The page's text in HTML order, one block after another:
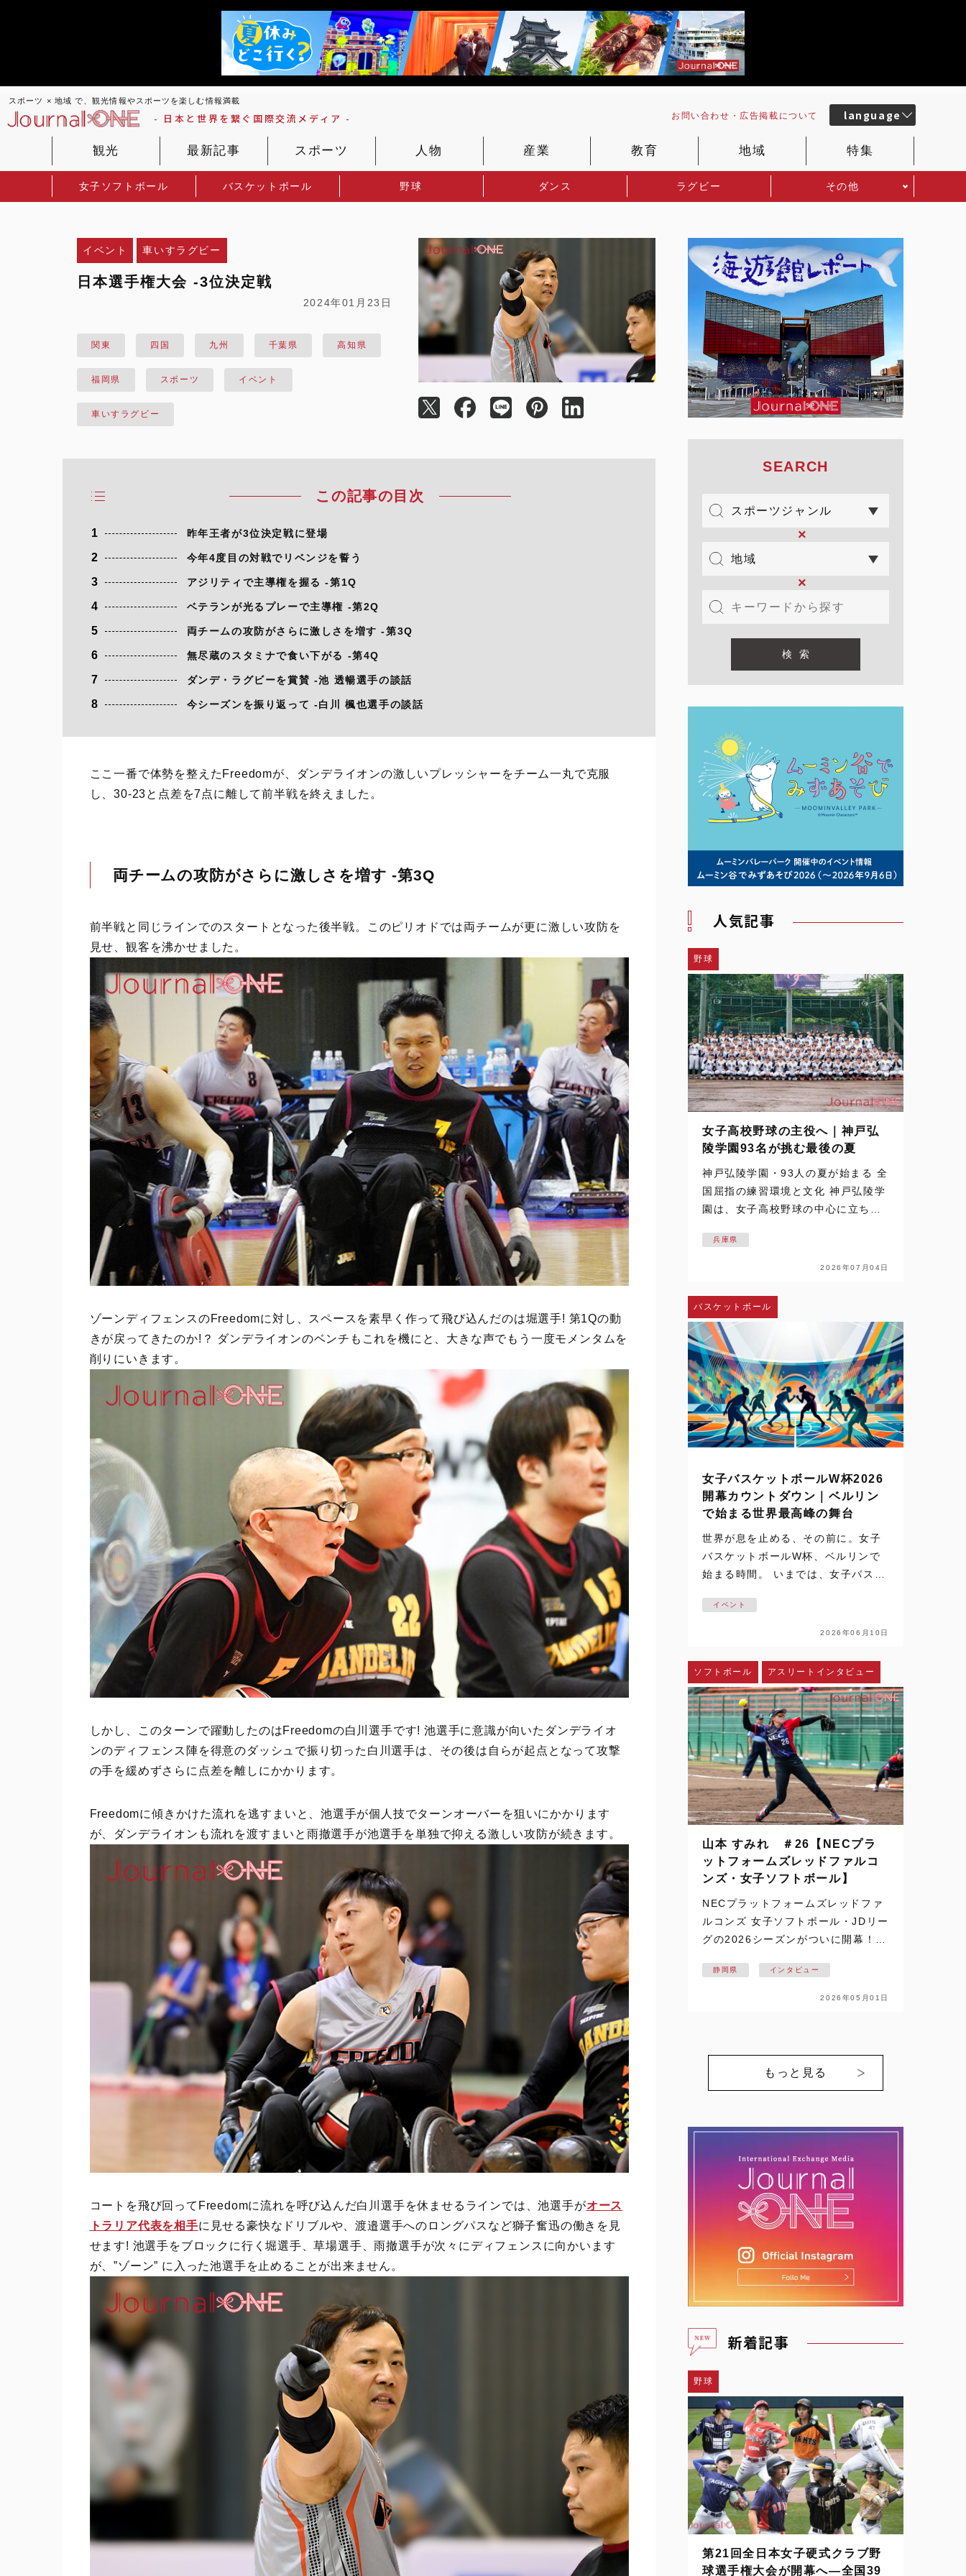
スポーツ × 地域 で、観光情報やスポーツを楽しむ情報満載
- 日本と世界を繋ぐ国際交流メディア - お問い合わせ・ 広告掲載 について language
観光 最新記事 スポーツ 人物 産業 教育 地域 特集
女子ソフトボール バスケットボール 野球 ダンス ラグビー その他
イベント 車いすラグビー
日本選手権大会 -3位決定戦
2024年01月23日
関東 四国 九州 千葉県 高知県
福岡県 スポーツ イベント
車いすラグビー
この記事の目次
1 昨年王者が3位決定戦に登場
2 今年4度目の対戦でリベンジを誓う
3 アジリティで主導権を握る -第1Q
4 ベテランが光るプレーで主導権 -第2Q
5 両チームの攻防がさらに激しさを増す -第3Q
6 無尽蔵のスタミナで食い下がる -第4Q
7 ダンデ・ラグビーを賞賛 -池 透暢選手の談話
8 今シーズンを振り返って -白川 楓也選手の談話
ここ一番で体勢を整えたFreedomが、ダンデライオンの激しいプレッシャーをチーム一丸で克服
し、30-23と点差を7点に離して前半戦を終えました。
両チームの攻防がさらに激しさを増す -第3Q
前半戦と同じラインでのスタートとなった後半戦。このピリオドでは両チームが更に激しい攻防を
見せ、観客を沸かせました。
ゾーンディフェンスのFreedomに対し、スペースを素早く作って飛び込んだのは堀選手! 第1Qの動
きが戻ってきたのか!？ ダンデライオンのベンチもこれを機にと、大きな声でもう一度モメンタムを
削りにいきます。
しかし、このターンで躍動したのはFreedomの白川選手です! 池選手に意識が向いたダンデライオ
ンのディフェンス陣を得意のダッシュで振り切った白川選手は、その後は自らが起点となって攻撃
の手を緩めずさらに点差を離しにかかります。
Freedomに傾きかけた流れを逃すまいと、池選手が個人技でターンオーバーを狙いにかかります
が、ダンデライオンも流れを渡すまいと雨撤選手が池選手を単独で抑える激しい攻防が続きます。
コートを飛び回ってFreedomに流れを呼び込んだ白川選手を休ませるラインでは、池選手がオース
トラリア代表を相手に見せる豪快なドリブルや、渡邉選手へのロングパスなど獅子奮迅の働きを見
せます! 池選手をブロックに行く堀選手、草場選手、雨撤選手が次々にディフェンスに向かいます
が、”ゾーン” に入った池選手を止めることが出来ません。
SEARCH
×
×
人気記事
野球
女子高校野球の主役へ｜神戸弘
陵学園93名が挑む最後の夏
神戸弘陵学園・93人の夏が始まる 全
国屈指の練習環境と文化 神戸弘陵学
園は、女子高校野球の中心に立ち続
の夏を追った取材は、梅雨空の下で
始まった。通常なら練習の中止や縮
し、神戸弘陵学園の…
兵庫県
2026年07月04日
バスケットボール
女子バスケットボールW杯2026
開幕カウントダウン｜ベルリン
で始まる世界最高峰の舞台
世界が息を止める、その前に。女子
バスケットボールW杯、ベルリンで
始まる時間。 いまでは、女子バスケ
配信、SNSを通じて日常の風景にな
った。ハイライトや切り取られた一
る。さらに、時差のある国か…
イベント
2026年06月10日
ソフトボール アスリートインタビュー
山本 すみれ ＃26【NECプラ
ットフォームズレッドファルコ
ンズ・女子ソフトボール】
NECプラットフォームズレッドファ
ルコンズ 女子ソフトボール・JDリー
グの2026シーズンがついに開幕！！
の日本一を目指す【NECプラットフ
ォームズレッドファルコンズ】の戦
静岡県 インタビュー
2026年05月01日
もっと見る
新着記事
野球
第21回全日本女子硬式クラブ野
球選手権大会が開幕へ―全国39